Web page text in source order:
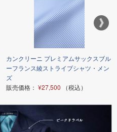
カンクリーニ プレミアムサックスブル
ーフランス綾ストライプシャツ・メン
ズ
販売価格： ¥27,500 （税込）